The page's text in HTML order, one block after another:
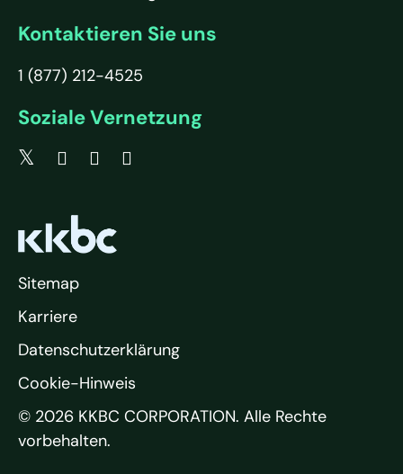
Kontaktieren Sie uns
1 (877) 212-4525
Soziale Vernetzung
© 2026 KKBC CORPORATION. Alle Rechte
vorbehalten.
Sitemap
Karriere
Datenschutzerklärung
Cookie-Hinweis